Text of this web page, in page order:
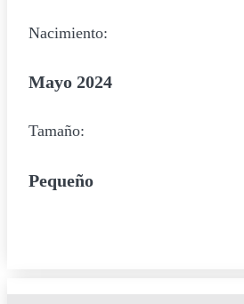
Nacimiento:
Mayo 2024
Tamaño:
Pequeño